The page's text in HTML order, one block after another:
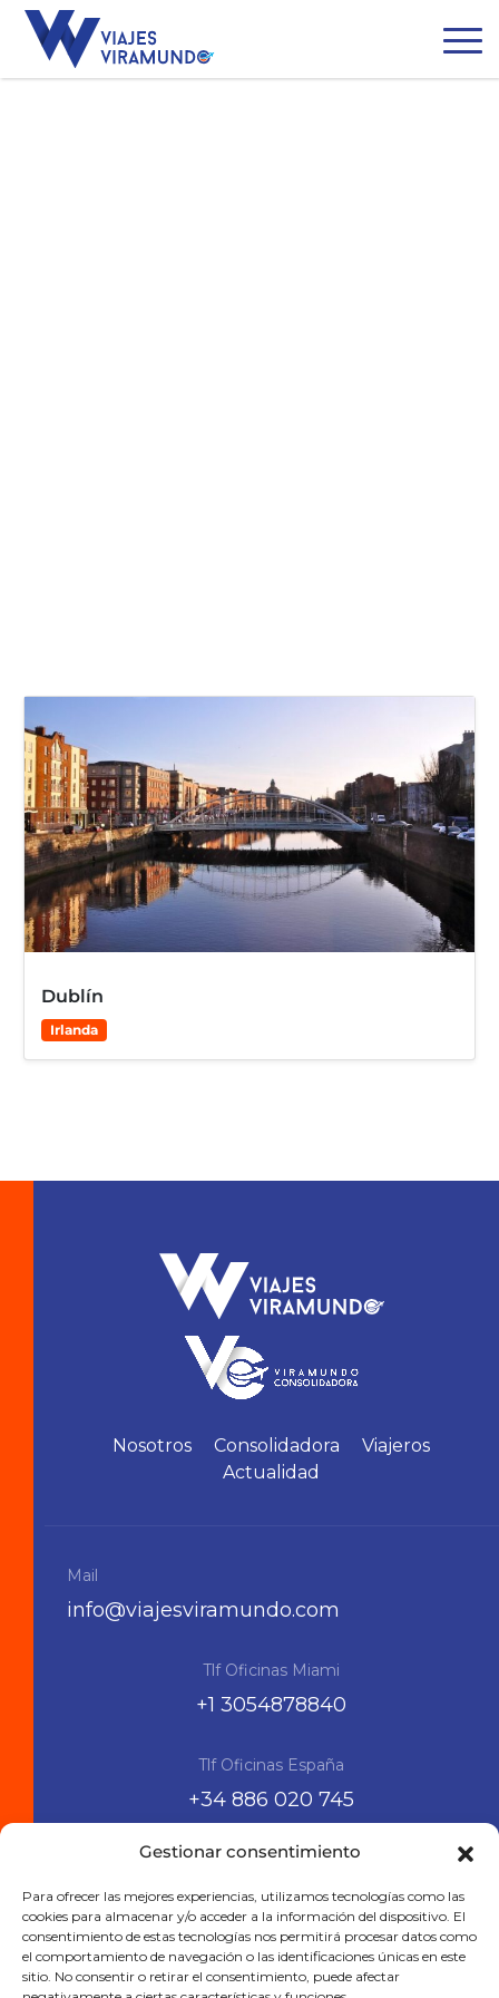
Gestionar consentimiento
Para ofrecer las mejores experiencias, utilizamos tecnologías como las
cookies para almacenar y/o acceder a la información del dispositivo. El
consentimiento de estas tecnologías nos permitirá procesar datos como
el comportamiento de navegación o las identificaciones únicas en este
sitio. No consentir o retirar el consentimiento, puede afectar
Dublín
Irlanda
Nosotros Consolidadora
Viajeros
Actualidad
Mail
info@viajesviramundo.com
Tlf Oficinas Miami
+1 3054878840
Tlf Oficinas España
+34 886 020 745
Siguenos en las RRSS